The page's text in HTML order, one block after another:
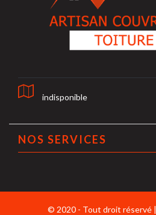
indisponible
NOS SERVICES
© 2020 - Tout droit réservé |